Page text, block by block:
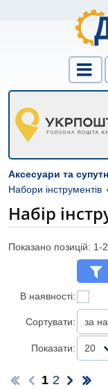
Аксесуари та
Набори інструментів
Набір
Показано позицій: 1-
В наявності:
Сортувати: за
Показати: 20
1 2